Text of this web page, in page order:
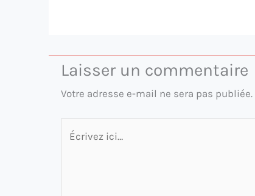
Laisser un commentaire
Votre adresse e-mail ne sera pas publiée.
Écrivez